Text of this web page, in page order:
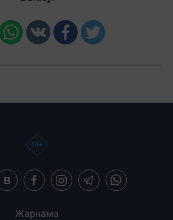
Жарнама